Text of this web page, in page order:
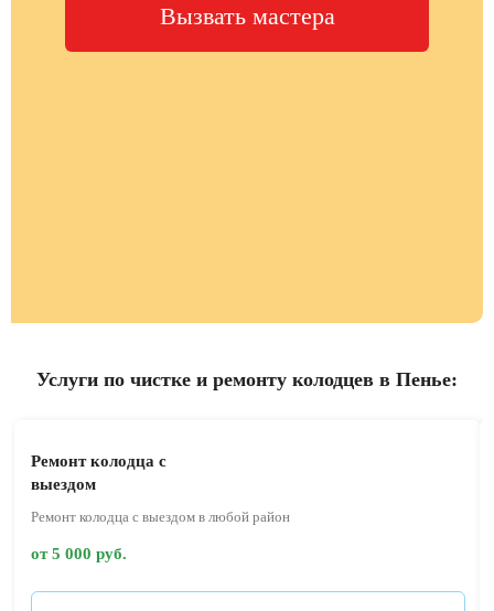
Вызвать мастера
Услуги по чистке и ремонту колодцев в Пенье:
Ремонт колодца с
выездом
Ремонт колодца с выездом в любой район
от 5 000 руб.